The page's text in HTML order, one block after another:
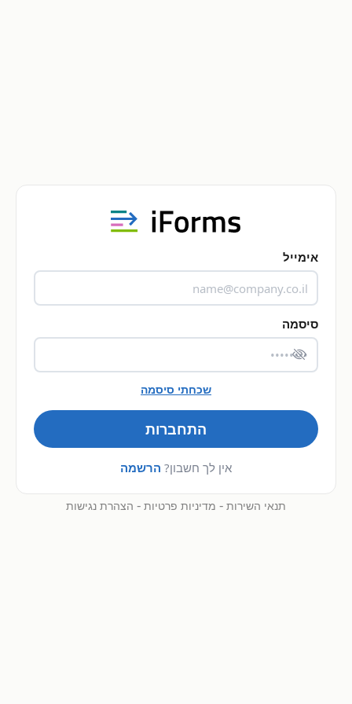
אימייל
סיסמה
שכחתי סיסמה
התחברות
אין לך חשבון? הרשמה
תנאי השירות - מדיניות פרטיות - הצהרת נגישות